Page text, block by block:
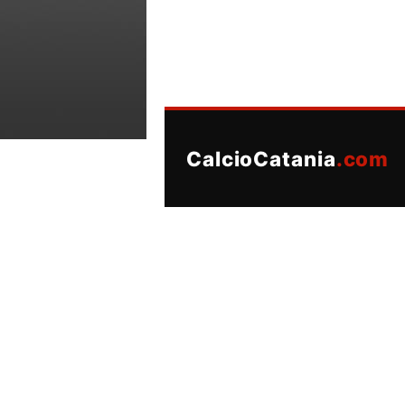
CalcioCatania.com